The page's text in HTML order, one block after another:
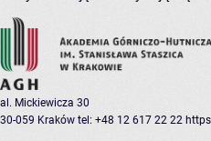
al. Mickiewicza 30
30-059 Kraków tel: +48 12 617 22 22